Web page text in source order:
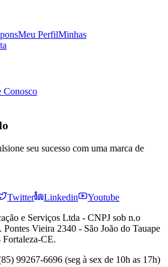
Meu PerfilMinhas
Conosco
seu sucesso com uma marca de
Twitter Linkedin
Youtube
e Serviços Ltda - CNPJ sob n.o
Vieira 2340 - São João do Tauape
CE.
99267-6696 (seg à sex de 10h as 17h)